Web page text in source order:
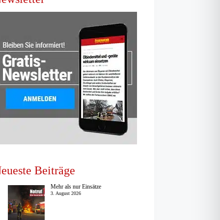
Beiträge
Mehr als nur Einsätze
3. August 2026